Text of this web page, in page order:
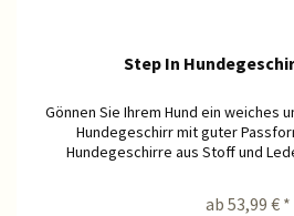
Step In
Gönnen Sie Ihrem Hund ein weiches
Hundegeschirr mit guter
Hundegeschirre aus Stoff und
ab 53,99 € *